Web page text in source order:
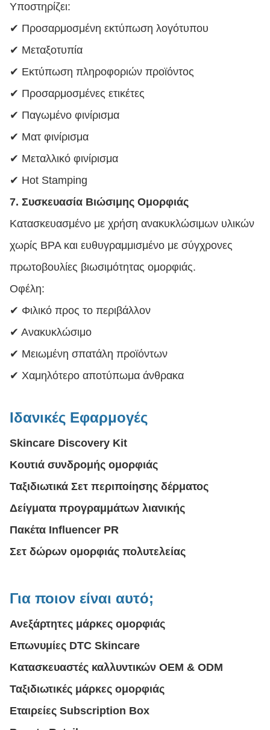
Υποστηρίζει:
✔ Προσαρμοσμένη εκτύπωση λογότυπου
✔ Μεταξοτυπία
✔ Εκτύπωση πληροφοριών προϊόντος
✔ Προσαρμοσμένες ετικέτες
✔ Παγωμένο φινίρισμα
✔ Ματ φινίρισμα
✔ Μεταλλικό φινίρισμα
✔ Hot Stamping
7. Συσκευασία Βιώσιμης Ομορφιάς
Κατασκευασμένο με χρήση ανακυκλώσιμων υλικών
χωρίς BPA και ευθυγραμμισμένο με σύγχρονες
πρωτοβουλίες βιωσιμότητας ομορφιάς.
Οφέλη:
✔ Φιλικό προς το περιβάλλον
✔ Ανακυκλώσιμο
✔ Μειωμένη σπατάλη προϊόντων
✔ Χαμηλότερο αποτύπωμα άνθρακα
Ιδανικές Εφαρμογές
Skincare Discovery Kit
Κουτιά συνδρομής ομορφιάς
Ταξιδιωτικά Σετ περιποίησης δέρματος
Δείγματα προγραμμάτων λιανικής
Πακέτα Influencer PR
Σετ δώρων ομορφιάς πολυτελείας
Για ποιον είναι αυτό;
Ανεξάρτητες μάρκες ομορφιάς
Επωνυμίες DTC Skincare
Κατασκευαστές καλλυντικών OEM & ODM
Ταξιδιωτικές μάρκες ομορφιάς
Εταιρείες Subscription Box